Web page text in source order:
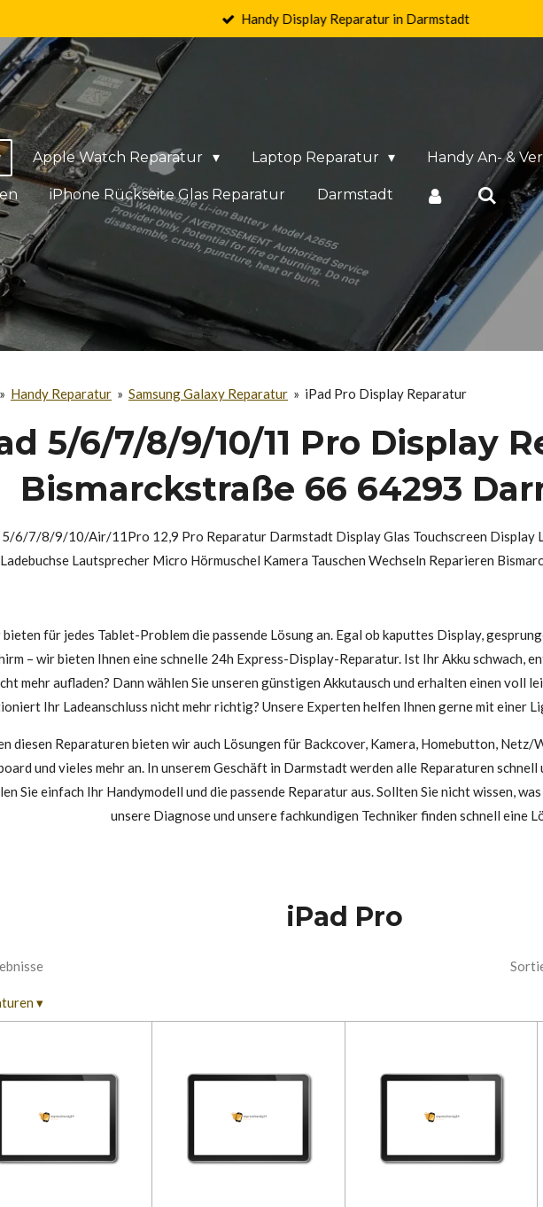
Handy Display Reparatur in Darmstadt
Apple Watch Reparatur Laptop Reparatur Handy An- &
iPhone Rückseite Glas Reparatur Darmstadt
» Handy Reparatur » Samsung Galaxy Reparatur » iPad Pro Display Reparatur
5/6/7/8/9/10/11 Pro Display
Bismarckstraße 66 64293
5/6/7/8/9/10/Air/11Pro 12,9 Pro Reparatur Darmstadt Display Glas Touchscreen Display
Lautsprecher Micro Hörmuschel Kamera Tauschen Wechseln Reparieren
für jedes Tablet-Problem die passende Lösung an. Egal ob kaputtes Display,
– wir bieten Ihnen eine schnelle 24h Express-Display-Reparatur. Ist Ihr Akku schwach,
mehr aufladen? Dann wählen Sie unseren günstigen Akkutausch und erhalten einen voll
Ihr Ladeanschluss nicht mehr richtig? Unsere Experten helfen Ihnen gerne mit einer
diesen Reparaturen bieten wir auch Lösungen für Backcover, Kamera, Homebutton, Netz/
und vieles mehr an. In unserem Geschäft in Darmstadt werden alle Reparaturen
Sie einfach Ihr Handymodell und die passende Reparatur aus. Sollten Sie nicht wissen,
unsere Diagnose und unsere fachkundigen Techniker finden schnell eine
iPad Pro
▾